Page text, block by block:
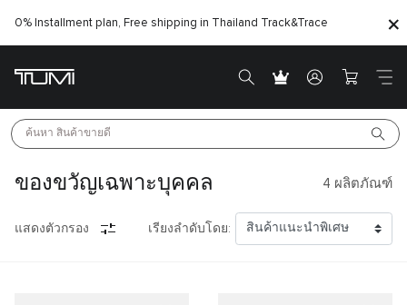
0% Installment plan, Free shipping in Thailand Track&Trace
ค้นหา สินค้าขายดี
ของขวัญเฉพาะบุคคล 4 ผลิตภัณฑ์
แสดงตัวกรอง เรียงลำดับโดย: